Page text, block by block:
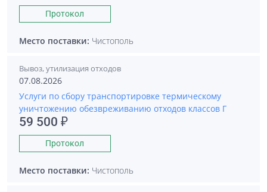
Протокол
Место поставки: Чистополь
Вывоз, утилизация отходов
07.08.2026
Услуги по сбору транспортировке термическому
уничтожению обезвреживанию отходов классов Г
59 500 ₽
Протокол
Место поставки: Чистополь